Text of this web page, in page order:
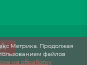
Метрика. Продолжая
файлов
на обработку